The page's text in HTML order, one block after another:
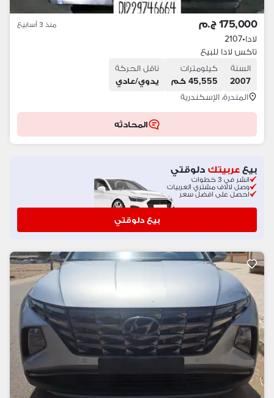
175,000 ج.م منذ 3 أسابيع
لادا•
2107
تاكس لادا للبيع
السنة
2007
كيلومترات
45,555 كم
ناقل الحركة
يدوي/عادي
المندرة، الإسكندرية
المحادثه
بيععربيتك دلوقتي
انشر في 3 خطوات
وصل لالاف مشتري العربيات
احصل على افضل سعر
بيع دلوقتي